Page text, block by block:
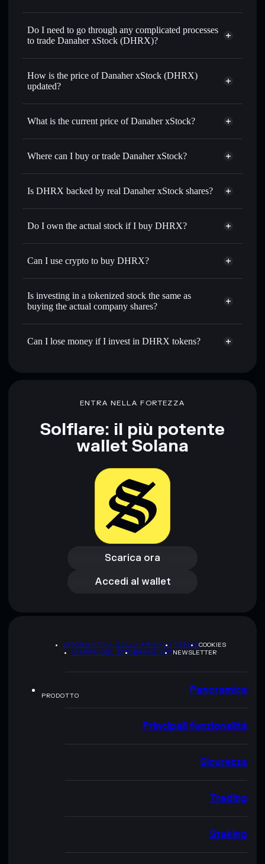
1:1 backed,
Do I need to go through any complicated processes
to trade Danaher xStock (DHRX)?
How is the price of Danaher xStock (DHRX)
updated?
Danaher xStock
What is the current price of Danaher xStock?
Danaher xStock
$199.401
Where can I buy or trade Danaher xStock?
Is DHRX backed by real Danaher xStock shares?
Do I own the actual stock if I buy DHRX?
Can I use crypto to buy DHRX?
Is investing in a tokenized stock the same as
buying the actual company shares?
Can I lose money if I invest in DHRX tokens?
ENTRA NELLA FORTEZZA
Solflare: il più potente
wallet Solana
Scarica ora
Scarica ora
Accedi al wallet
Accedi al wallet
INFORMATIVA SULLA PRIVACYTERMSCOOKIES
MAPPA DEL SITOBRAND KITNEWSLETTER
PRODOTTO Panoramica
Principali funzionalità
Sicurezza
Trading
Staking